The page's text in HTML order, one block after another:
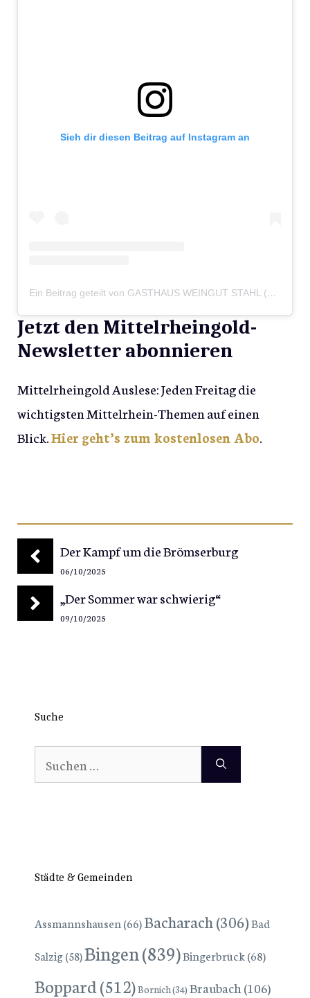
Sieh dir diesen Beitrag auf Instagram an
Ein Beitrag geteilt von GASTHAUS WEINGUT STAHL (@gasthaus.weingut.stahl)
Jetzt den Mittelrheingold-
Newsletter abonnieren
Mittelrheingold Auslese: Jeden Freitag die
wichtigsten Mittelrhein-Themen auf einen
Blick.Hier geht’s zum kostenlosen Abo.
Der Kampf um die Brömserburg
06/10/2025
„Der Sommer war schwierig“
09/10/2025
Suche
Suchen
nach:
Städte & Gemeinden
Assmannshausen (66)Bacharach(306)Bad
Salzig(58)Bingen(839)Bingerbrück(68)
Boppard(512)Bornich(34) Braubach (106)